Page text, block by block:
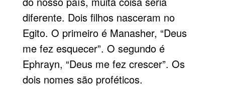
diferente. Dois filhos nasceram no
Egito. O primeiro é Manasher, “Deus
me fez esquecer”. O segundo é
Ephrayn, “Deus me fez crescer”. Os
dois nomes são proféticos.